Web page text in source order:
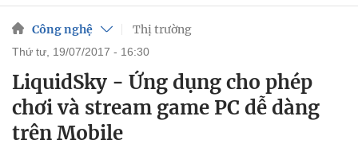
Công nghệ Thị trường
thứ tư, 19/07/2017 - 16:30
LiquidSky - Ứng dụng cho phép
chơi và stream game PC dễ dàng
trên Mobile